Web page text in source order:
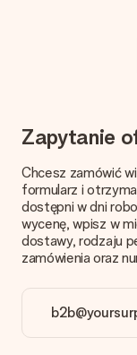
Cena podana na
Twojego prezentu
jakość?
Chcemy mieć
wysokiej jakości.
skontaktuj się z
zdjęcie wraz z
mogli sprawdzić
Format zdjęć?
zdjęcie lub grafikę
zmienić skontaktuj
Zapytanie
Chcesz zamówić
formularz i
dostępni w dni
wycenę, wpisz w
dostawy, rodzaju
zamówienia oraz